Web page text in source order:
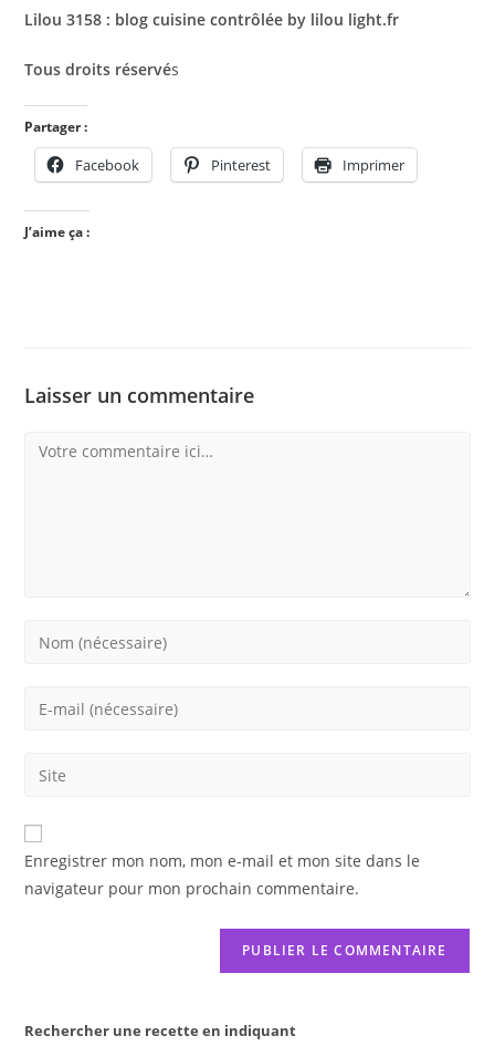
Lilou 3158 : blog cuisine contrôlée by lilou light.fr
Tous droits réservés
Partager :
Facebook Pinterest Imprimer
J’aime ça :
Laisser un commentaire
Comment
Enter
Enter
address
comment
Saisir
de
votre
(facultatif)
Enregistrer mon nom, mon e-mail et mon site dans le
navigateur pour mon prochain commentaire.
Rechercher une recette en indiquant